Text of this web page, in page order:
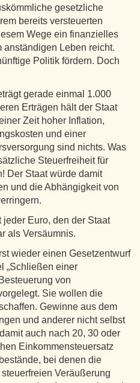
gesetzliche
bereits versteuerten
Wege ein finanzielles
anständigen Leben reicht.
Politik fördern. Doch
gerade einmal 1.000
Erträgen hält der Staat
Zeit hoher Inflation,
und einer
sind nichts. Was
Steuerfreiheit für
Der Staat würde damit
und die Abhängigkeit von
Euro, den der Staat
als Versäumnis.
wieder einen Gesetzentwurf
„Schließen einer
von
Sie wollen die
Gewinne aus dem
und anderer nicht selbst
auch nach 20, 30 oder
Einkommensteuersatz
bei denen die
Veräußerung